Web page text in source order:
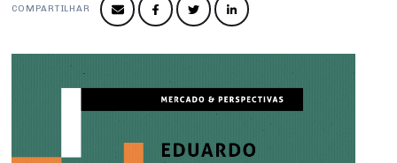
Turismo
PROJETOS ESPECIAIS:
Afixação de preços e fiscalização
Logística Reversa
COP30
Serviços
Conselho de Assuntos Tributários
Conselho Estadual de Defesa do Contribuinte
Conselho de Economia Empresarial e Política
Conselho do Comércio Atacadista
COMPARTILHAR